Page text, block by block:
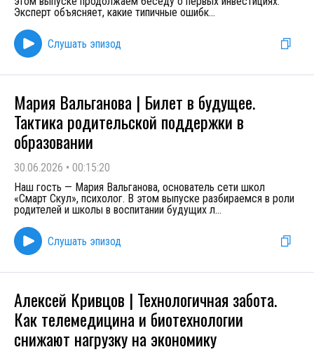
Эксперт объясняет, какие типичные ошибк...
Слушать эпизод
Мария Вальганова | Билет в будущее.
Тактика родительской поддержки в
образовании
30.06.2026 • 00:15:20
Наш гость — Мария Вальганова, основатель сети школ
«Смарт Скул», психолог. В этом выпуске разбираемся в роли
родителей и школы в воспитании будущих л...
Слушать эпизод
Алексей Кривцов | Технологичная забота.
Как телемедицина и биотехнологии
снижают нагрузку на экономику